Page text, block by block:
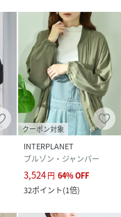
クーポン対象
INTERPLANET
ブルゾン・ジャンパー
3,524円 64%OFF
32ポイント(1倍)